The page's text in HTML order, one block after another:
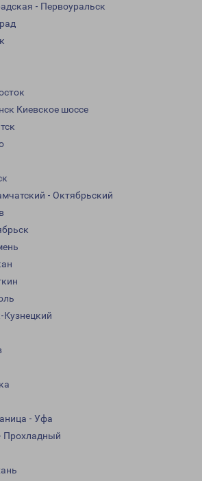
- Первоуральск
Киевское шоссе
- Октябрьский
Кузнецкий
- Уфа
Прохладный